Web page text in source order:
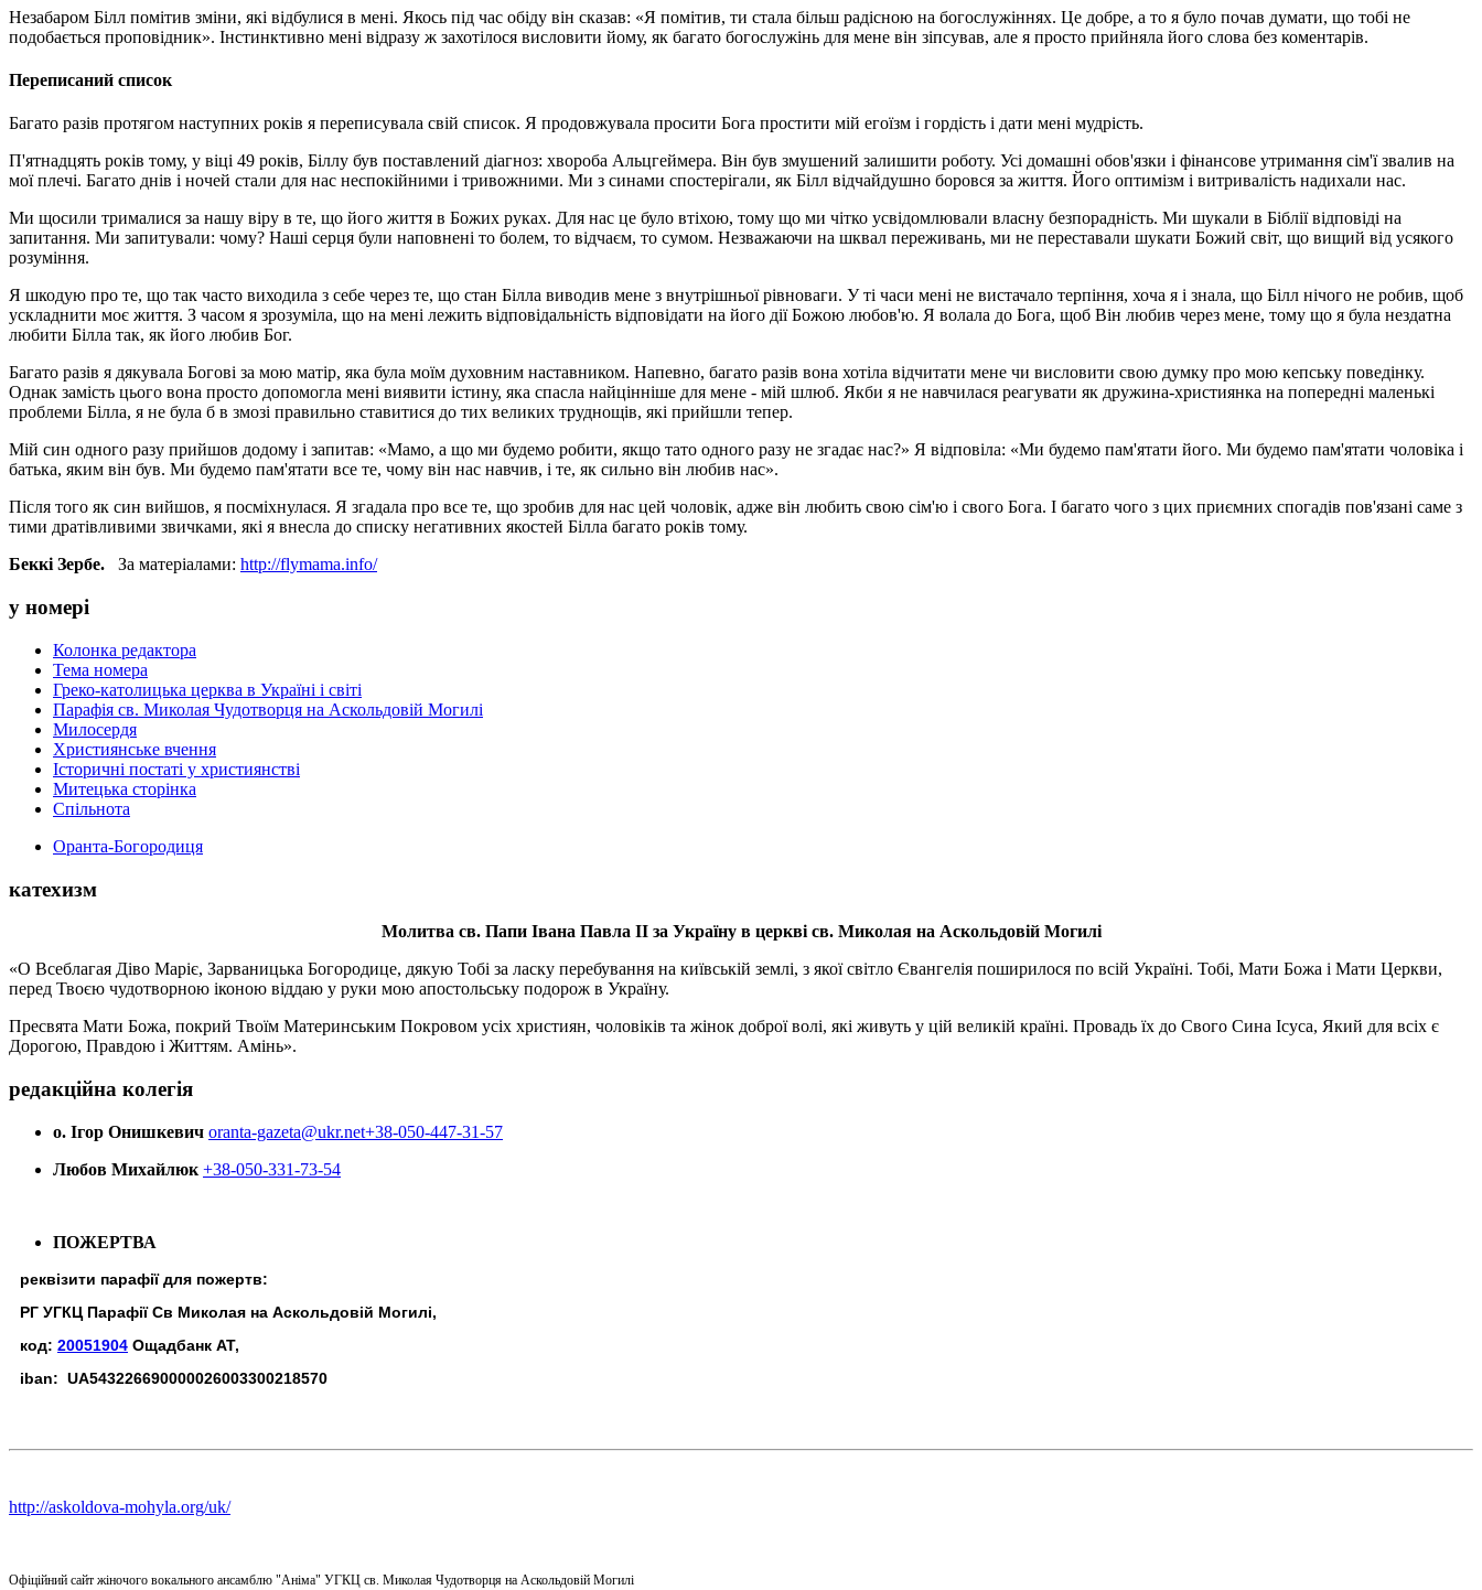
Незабаром Білл помітив зміни, які відбулися в мені. Якось під час обіду він сказав: «Я помітив, ти стала більш радісною на богослужіннях. Це добре, а то я було почав думати, що тобі не
подобається проповідник». Інстинктивно мені відразу ж захотілося висловити йому, як багато богослужінь для мене він зіпсував, але я просто прийняла його слова без коментарів.
Переписаний список
Багато разів протягом наступних років я переписувала свій список. Я продовжувала просити Бога простити мій егоїзм і гордість і дати мені мудрість.
П'ятнадцять років тому, у віці 49 років, Біллу був поставлений діагноз: хвороба Альцгеймера. Він був змушений залишити роботу. Усі домашні обов'язки і фінансове утримання сім'ї звалив на
мої плечі. Багато днів і ночей стали для нас неспокійними і тривожними. Ми з синами спостерігали, як Білл відчайдушно боровся за життя. Його оптимізм і витривалість надихали нас.
Ми щосили трималися за нашу віру в те, що його життя в Божих руках. Для нас це було втіхою, тому що ми чітко усвідомлювали власну безпорадність. Ми шукали в Біблії відповіді на
запитання. Ми запитували: чому? Наші серця були наповнені то болем, то відчаєм, то сумом. Незважаючи на шквал переживань, ми не переставали шукати Божий світ, що вищий від усякого
розуміння.
Я шкодую про те, що так часто виходила з себе через те, що стан Білла виводив мене з внутрішньої рівноваги. У ті часи мені не вистачало терпіння, хоча я і знала, що Білл нічого не робив, щоб
ускладнити моє життя. З часом я зрозуміла, що на мені лежить відповідальність відповідати на його дії Божою любов'ю. Я волала до Бога, щоб Він любив через мене, тому що я була нездатна
любити Білла так, як його любив Бог.
Багато разів я дякувала Богові за мою матір, яка була моїм духовним наставником. Напевно, багато разів вона хотіла відчитати мене чи висловити свою думку про мою кепську поведінку.
Однак замість цього вона просто допомогла мені виявити істину, яка спасла найцінніше для мене - мій шлюб. Якби я не навчилася реагувати як дружина-християнка на попередні маленькі
проблеми Білла, я не була б в змозі правильно ставитися до тих великих труднощів, які прийшли тепер.
Мій син одного разу прийшов додому і запитав: «Мамо, а що ми будемо робити, якщо тато одного разу не згадає нас?» Я відповіла: «Ми будемо пам'ятати його. Ми будемо пам'ятати чоловіка і
батька, яким він був. Ми будемо пам'ятати все те, чому він нас навчив, і те, як сильно він любив нас».
Після того як син вийшов, я посміхнулася. Я згадала про все те, що зробив для нас цей чоловік, адже він любить свою сім'ю і свого Бога. І багато чого з цих приємних спогадів пов'язані саме з
тими дратівливими звичками, які я внесла до списку негативних якостей Білла багато років тому.
Беккі Зербе. За матеріалами: http://flymama.info/
у номері
Колонка редактора
Тема номера
Греко-католицька церква в Україні і світі
Парафія св. Миколая Чудотворця на Аскольдовій Могилі
Милосердя
Християнське вчення
Історичні постаті у християнстві
Митецька сторінка
Спільнота
Оранта-Богородиця
катехизм
Молитва св. Папи Івана Павла ІІ за Україну в церкві св. Миколая на Аскольдовій Могилі
«О Всеблагая Діво Маріє, Зарваницька Богородице, дякую Тобі за ласку перебування на київській землі, з якої світло Євангелія поширилося по всій Україні. Тобі, Мати Божа і Мати Церкви,
перед Твоєю чудотворною іконою віддаю у руки мою апостольську подорож в Україну.
Пресвята Мати Божа, покрий Твоїм Материнським Покровом усіх християн, чоловіків та жінок доброї волі, які живуть у цій великій країні. Провадь їх до Свого Сина Ісуса, Який для всіх є
Дорогою, Правдою і Життям. Амінь».
редакційна колегія
о. Ігор Онишкевич oranta-gazeta@ukr.net+38-050-447-31-57
Любов Михайлюк +38-050-331-73-54
ПОЖЕРТВА
реквізити парафії для пожертв:
РГ УГКЦ Парафії Св Миколая на Аскольдовій Могилі,
код: 20051904 Ощадбанк АТ,
iban: UA543226690000026003300218570
http://askoldova-mohyla.org/uk/
Офіційний сайт жіночого вокального ансамблю "Аніма" УГКЦ св. Миколая Чудотворця на Аскольдовій Могилі